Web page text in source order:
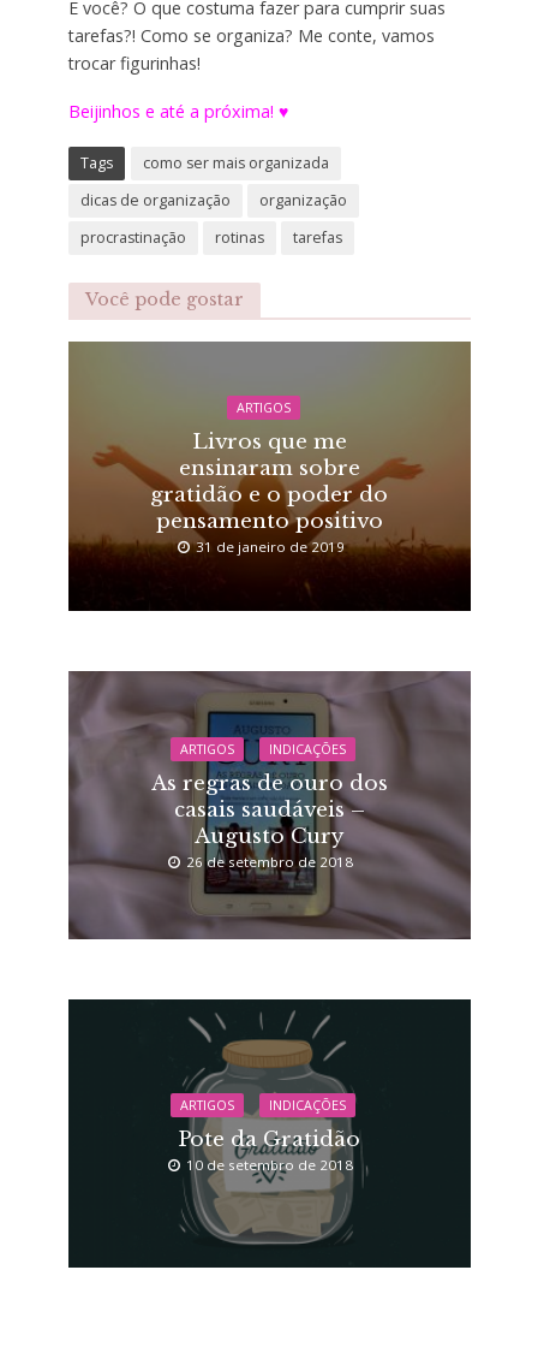
E você? O que costuma fazer para cumprir suas
tarefas?! Como se organiza? Me conte, vamos
trocar figurinhas!
Beijinhos e até a próxima! ♥
Tags
como ser mais organizada
dicas de organização
organização
procrastinação
rotinas tarefas
Você pode gostar
ARTIGOS
Livros que me
ensinaram sobre
gratidão e o poder do
pensamento positivo
31 de janeiro de 2019
ARTIGOS INDICAÇÕES
As regras de ouro dos
casais saudáveis –
Augusto Cury
26 de setembro de 2018
ARTIGOS INDICAÇÕES
Pote da Gratidão
10 de setembro de 2018